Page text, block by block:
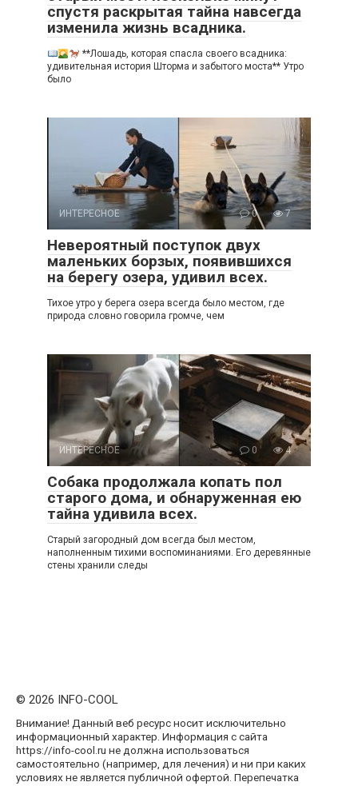
спустя раскрытая тайна навсегда
изменила жизнь всадника.
**Лошадь, которая спасла своего всадника:
удивительная история Шторма и забытого моста** Утро
было
ИНТЕРЕСНОЕ 0 7
Невероятный поступок двух
маленьких борзых, появившихся
на берегу озера, удивил всех.
Тихое утро у берега озера всегда было местом, где
природа словно говорила громче, чем
ИНТЕРЕСНОЕ 0 4
Собака продолжала копать пол
старого дома, и обнаруженная ею
тайна удивила всех.
Старый загородный дом всегда был местом,
наполненным тихими воспоминаниями. Его деревянные
стены хранили следы
© 2026 INFO-COOL
Внимание! Данный веб ресурс носит исключительно
информационный характер. Информация с сайта
https://info-cool.ru не должна использоваться
самостоятельно (например, для лечения) и ни при каких
условиях не является публичной офертой. Перепечатка